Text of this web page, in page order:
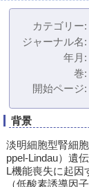
カテゴリー
ジャーナル名
年月
巻
開始ページ
背景
淡明細胞型腎細
ppel-Lindau）遺
L機能喪失に起因
（低酸素誘導因